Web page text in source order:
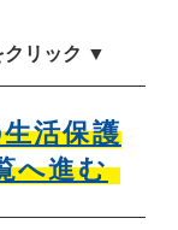
クリック ▼
活保護
へ進む